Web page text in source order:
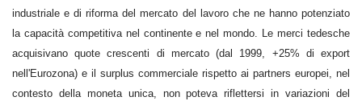
industriale e di riforma del mercato del lavoro che ne hanno potenziato
la capacità competitiva nel continente e nel mondo. Le merci tedesche
acquisivano quote crescenti di mercato (dal 1999, +25% di export
nell'Eurozona) e il surplus commerciale rispetto ai partners europei, nel
contesto della moneta unica, non poteva riflettersi in variazioni del